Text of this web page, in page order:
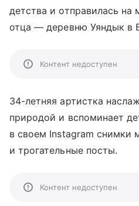
детства и отправилась на
отца — деревню Уяндык в
Контент недоступен
34-летняя артистка
природой и вспоминает
в своем Instagram снимки
и трогательные посты.
Контент недоступен